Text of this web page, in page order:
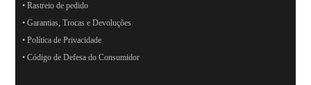
• Rastreio de pedido
• Garantias, Trocas e Devoluções
• Política de Privacidade
• Código de Defesa do Consumidor